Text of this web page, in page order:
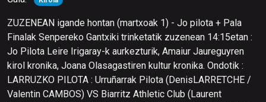
ZUZENEAN igande hontan (martxoak 1) - Jo pilota + Pala
Finalak Senpereko Gantxiki trinketatik zuzenean 14:15etan :
Jo Pilota Leire Irigaray-k aurkezturik, Amaiur Jaureguyren
kirol kronika, Joana Olasagastiren kultur kronika. Ondotik :
LARRUZKO PILOTA : Urruñarrak Pilota (DenisLARRETCHE /
Valentin CAMBOS) VS Biarritz Athletic Club (Laurent